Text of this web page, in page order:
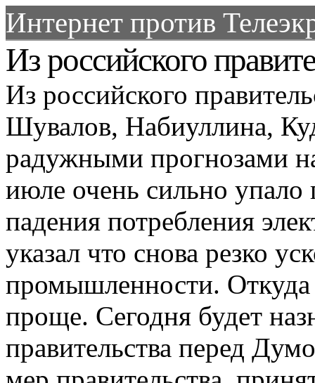
Интернет против
Из российского
Из российского
Шувалов, Набиуллина,
радужными прогнозами
июле очень сильно упало
падения потребления
указал что снова резко
промышленности. Откуда
проще. Сегодня будет
правительства перед